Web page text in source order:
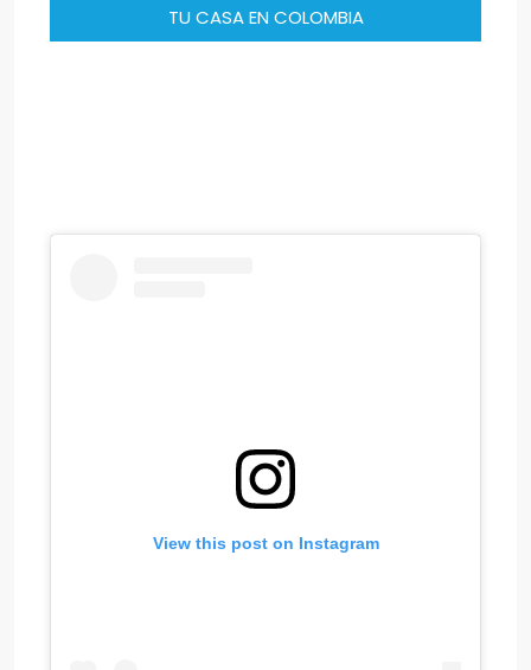
TU CASA EN COLOMBIA
View this post on Instagram